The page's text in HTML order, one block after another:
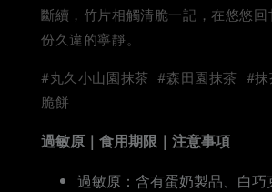
斷續，竹片相觸清脆一記，在悠悠
份久違的寧靜。
#丸久小山園抹茶 #森田園抹茶 #
脆餅
過敏原｜食用期限｜注意事項
過敏原：含有蛋奶製品、白巧